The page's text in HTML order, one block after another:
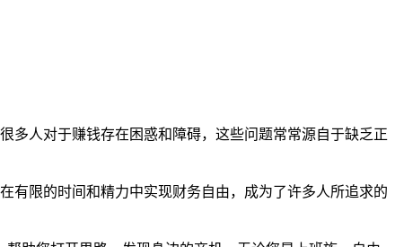
多人对于赚钱存在困惑和障碍，这些问题常常源自于缺乏正
有限的时间和精力中实现财务自由，成为了许多人所追求的